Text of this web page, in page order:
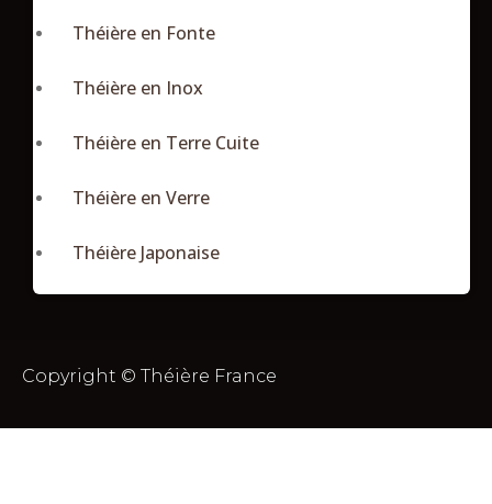
Théière en Fonte
Théière en Inox
Théière en Terre Cuite
Théière en Verre
Théière Japonaise
Copyright © Théière France